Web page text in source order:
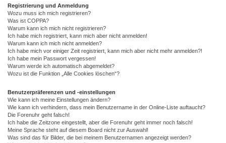
Registrierung und Anmeldung
Wozu muss ich mich registrieren?
Was ist COPPA?
Warum kann ich mich nicht registrieren?
Ich habe mich registriert, kann mich aber nicht anmelden!
Warum kann ich mich nicht anmelden?
Ich habe mich vor einiger Zeit registriert, kann mich aber nicht mehr anmelden?!
Ich habe mein Passwort vergessen!
Warum werde ich automatisch abgemeldet?
Wozu ist die Funktion „Alle Cookies löschen“?
Benutzerpräferenzen und -einstellungen
Wie kann ich meine Einstellungen ändern?
Wie kann ich verhindern, dass mein Benutzername in der Online-Liste auftaucht?
Die Forenuhr geht falsch!
Ich habe die Zeitzone eingestellt, aber die Forenuhr geht immer noch falsch!
Meine Sprache steht auf diesem Board nicht zur Auswahl!
Was sind das für Bilder, die bei meinem Benutzernamen angezeigt werden?